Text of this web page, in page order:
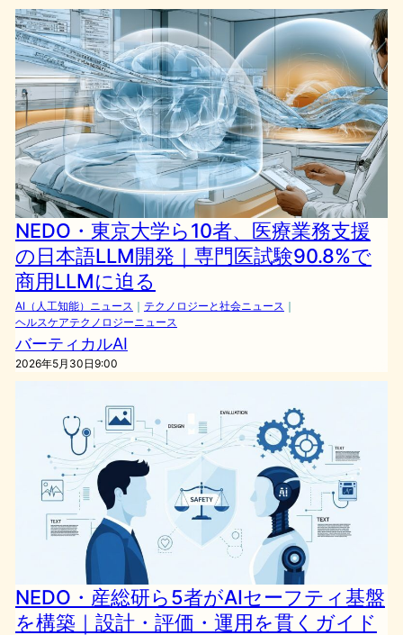
NEDO・東京大学ら10者、医療業務支援
の日本語LLM開発｜専門医試験90.8%で
商用LLMに迫る
AI（人工知能）ニュース ｜ テクノロジーと社会ニュース ｜
ヘルスケアテクノロジーニュース
バーティカルAI
2026年5月30日9:00
NEDO・産総研ら5者がAIセーフティ基盤
を構築｜設計・評価・運用を貫くガイド